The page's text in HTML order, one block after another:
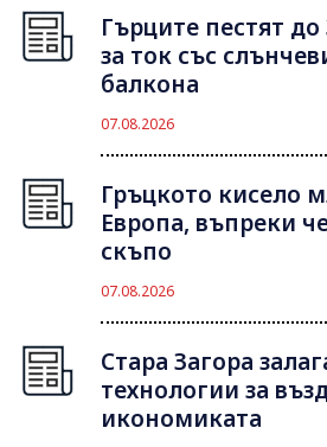
Гърците пестят
за ток със
балкона
07.08.2026
Гръцкото кисело
Европа, въпреки
скъпо
07.08.2026
Стара Загора
технологии за
икономиката